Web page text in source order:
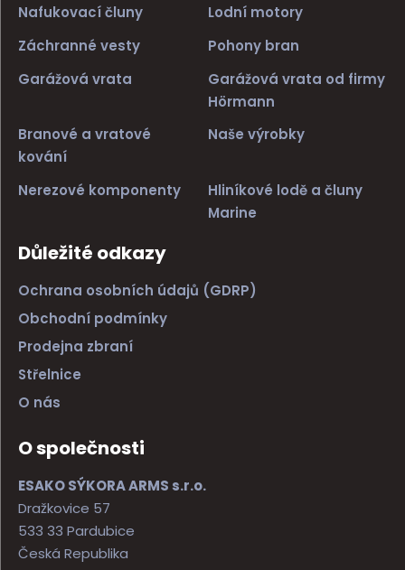
Nafukovací čluny
Lodní motory
Záchranné vesty
Pohony bran
Garážová vrata
Garážová vrata od firmy
Hörmann
Branové a vratové
kování
Naše výrobky
Nerezové komponenty
Hliníkové lodě a čluny
Marine
Důležité odkazy
Ochrana osobních údajů (GDRP)
Obchodní podmínky
Prodejna zbraní
Střelnice
O nás
O společnosti
ESAKO SÝKORA ARMS s.r.o.
Dražkovice 57
533 33 Pardubice
Česká Republika